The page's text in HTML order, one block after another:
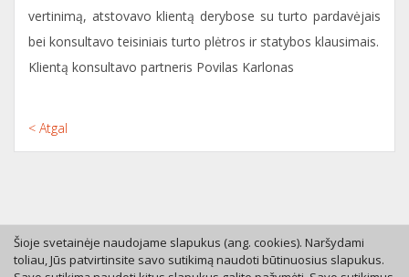
vertinimą, atstovavo klientą derybose su turto pardavėjais
bei konsultavo teisiniais turto plėtros ir statybos klausimais.
Klientą konsultavo partneris Povilas Karlonas
< Atgal
Šioje svetainėje naudojame slapukus (ang. cookies). Naršydami
toliau, Jūs patvirtinsite savo sutikimą naudoti būtinuosius slapukus.